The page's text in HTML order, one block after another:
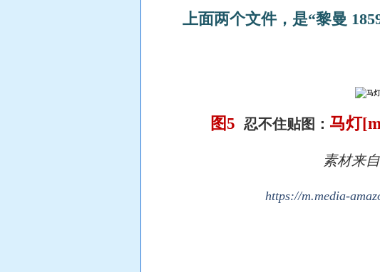
上面两个文件，是“黎曼
图5 忍不住贴图： 马灯
素材来
https://m.media-